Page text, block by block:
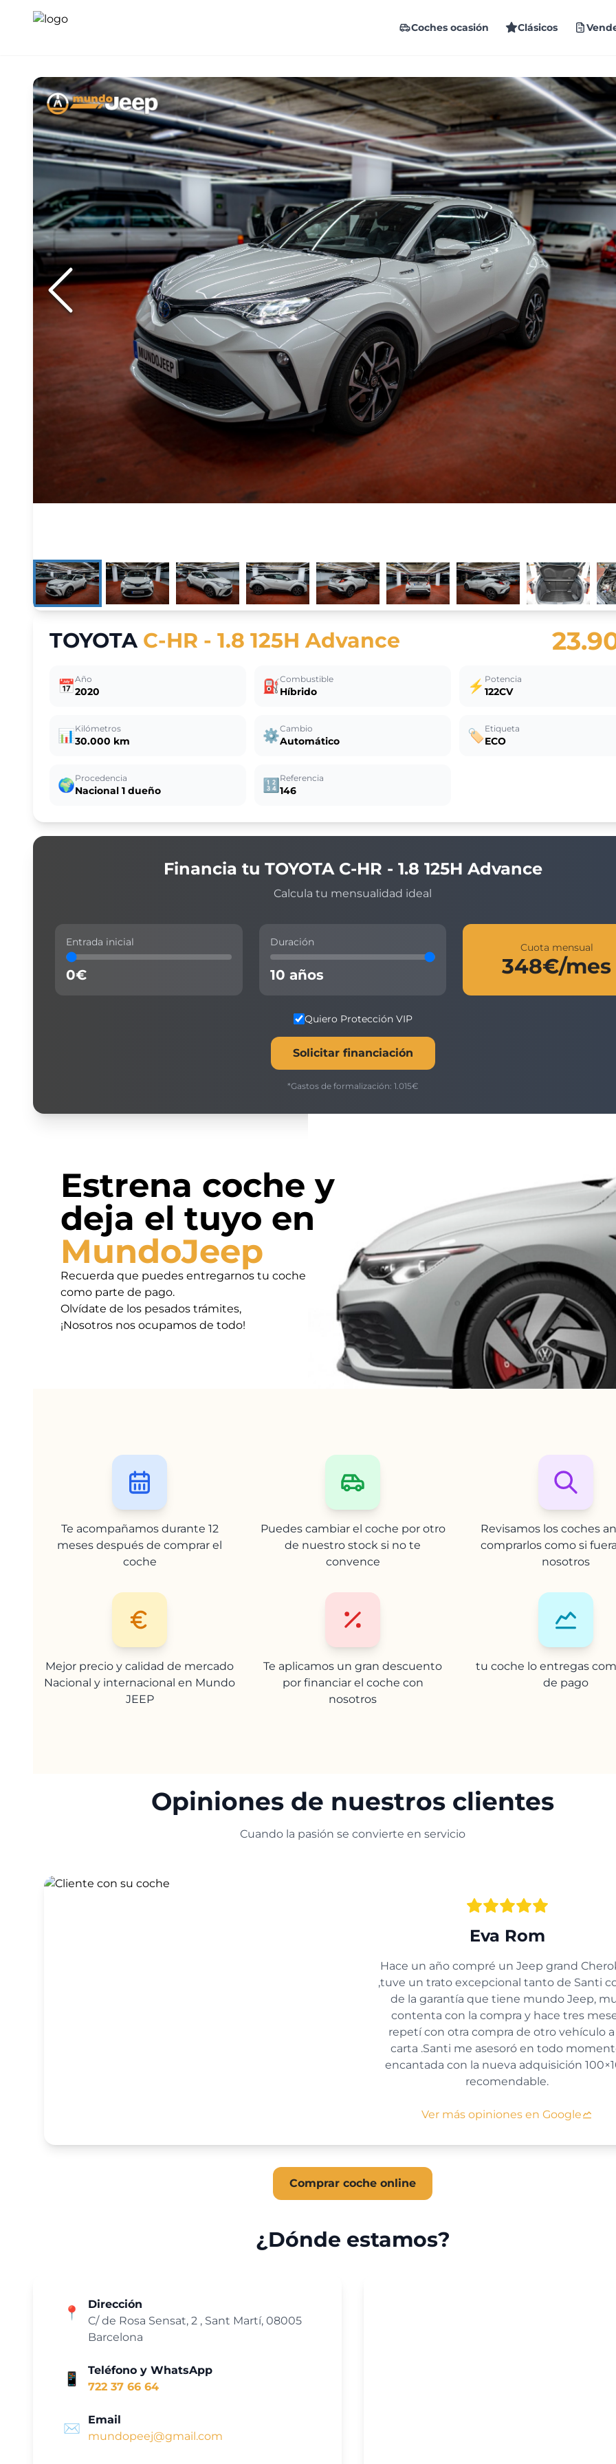
Coches ocasión Clásicos
TOYOTA C-HR - 1.8 125H Advance
📅Año
2020 ⛽Combustible
Híbrido ⚡ Potencia
122CV
📊 Kilómetros
30.000 km ⚙️Cambio
Automático 🏷️Etiqueta
ECO
🌍Procedencia
Nacional 1 dueño 🔢 Referencia
146
Financia tu TOYOTA C-HR - 1.8 125H Advance
Calcula tu mensualidad ideal
Entrada inicial
0€
Duración
10 años
Cuota mensual
348€/mes
Quiero Protección VIP
Solicitar financiación
*Gastos de formalización: 1.015€
Estrena coche y
deja el tuyo en
MundoJeep
Recuerda que puedes entregarnos tu coche
como parte de pago.
Olvídate de los pesados trámites,
¡Nosotros nos ocupamos de todo!
Te acompañamos durante 12
meses después de comprar el
coche
Puedes cambiar el coche por otro
de nuestro stock si no te
convence
Revisamos los coches
comprarlos como si
nosotros
Mejor precio y calidad de mercado
Nacional y internacional en Mundo
JEEP
Te aplicamos un gran descuento
por financiar el coche con
nosotros
tu coche lo entregas
de pago
Opiniones de nuestros clientes
Cuando la pasión se convierte en servicio
Eva Rom
Hace un año compré un Jeep grand
,tuve un trato excepcional tanto de Santi
de la garantía que tiene mundo Jeep,
contenta con la compra y hace tres
repetí con otra compra de otro vehículo a
carta .Santi me asesoró en todo
encantada con la nueva adquisición
recomendable.
Ver más opiniones en Google
Comprar coche online
¿Dónde estamos?
📍
Dirección
C/ de Rosa Sensat, 2 , Sant Martí, 08005
Barcelona
📱
Teléfono y WhatsApp
722 37 66 64
✉️
Email
mundopeej@gmail.com